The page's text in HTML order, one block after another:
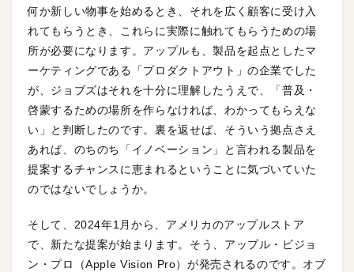
何か新しい物事を始めるとき、それを広く顧客に受け入
れてもらうとき、これらに実際に触れてもらうための場
所が必要になります。アップルも、製品を起点としたマ
ーケティングである「プロダクトアウト」の企業でした
が、ジョブズはそれを十分に理解したうえで、「普及・
啓蒙するための場所を作らなければ、わかってもらえな
い」と判断したのです。裏を返せば、そういう拠点さえ
あれば、のちのち「イノベーション」と言われる製品を
提案するチャンスに恵まれるということに気づいていた
のではないでしょうか。
そして、2024年1月から、アメリカのアップルストア
で、新たな提案が始まります。そう、アップル・ビジョ
ン・プロ（Apple Vision Pro）が発売されるのです。オブ